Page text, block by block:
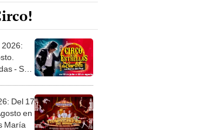
2026:
- San
Del 17
en
María